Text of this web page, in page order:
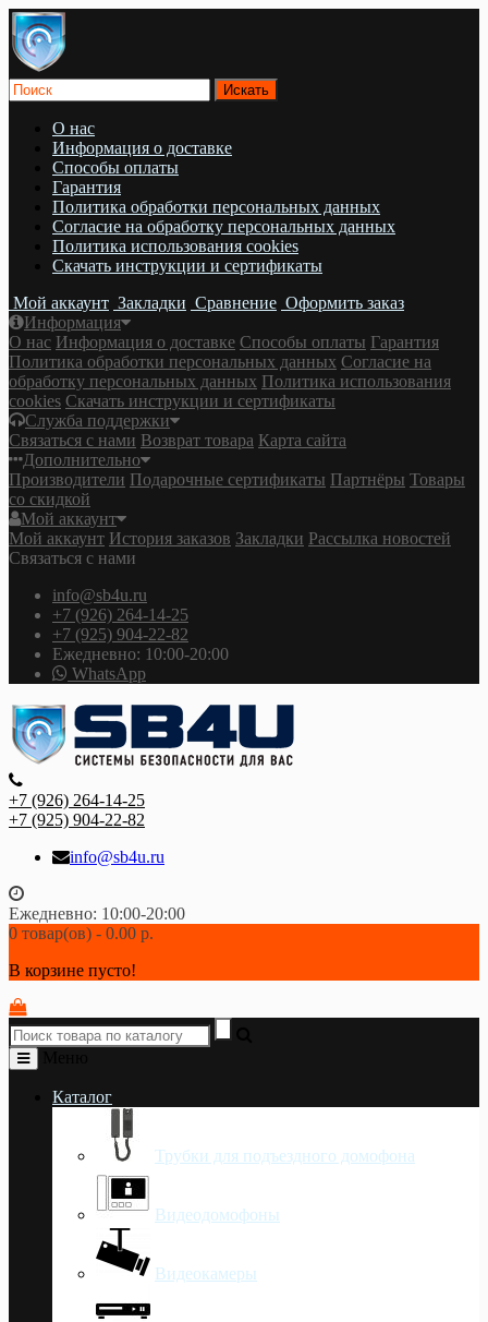
О нас
Информация о доставке
Cпособы оплаты
Гарантия
Политика обработки персональных данных
Согласие на обработку персональных данных
Политика использования cookies
Скачать инструкции и сертификаты
Мой аккаунт Закладки Сравнение Оформить заказ
Информация
О нас Информация о доставке Cпособы оплаты Гарантия
Политика обработки персональных данных Согласие на
обработку персональных данных Политика использования
cookies Скачать инструкции и сертификаты
Служба поддержки
Связаться с нами Возврат товара Карта сайта
Дополнительно
Производители Подарочные сертификаты Партнёры Товары
со скидкой
Мой аккаунт
Мой аккаунт История заказов Закладки Рассылка новостей
Связаться с нами
info@sb4u.ru
+7 (926) 264-14-25
+7 (925) 904-22-82
Ежедневно: 10:00-20:00
WhatsApp
+7 (926) 264-14-25
+7 (925) 904-22-82
info@sb4u.ru
Ежедневно: 10:00-20:00
0 товар(ов) - 0.00 р.
В корзине пусто!
Каталог
Трубки для подъездного домофона
Видеодомофоны
Видеокамеры